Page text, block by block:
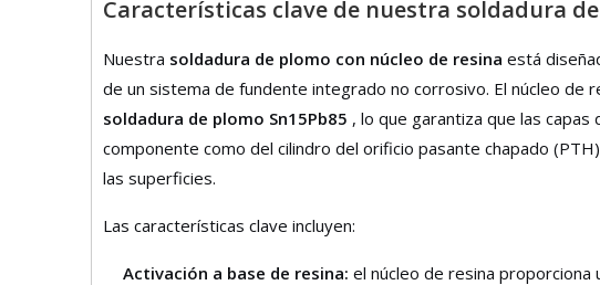
Características clave de nuestra soldadura
Nuestra soldadura de plomo con núcleo de resina está
de un sistema de fundente integrado no corrosivo. El núcleo de
soldadura de plomo Sn15Pb85 , lo que garantiza que las
componente como del cilindro del orificio pasante chapado
las superficies.
Las características clave incluyen:
Activación a base de resina: el núcleo de resina